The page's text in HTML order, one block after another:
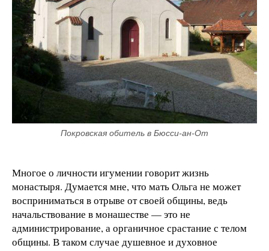
Покровская обитель в Бюсси-ан-От
Многое о личности игумении говорит жизнь
монастыря. Думается мне, что мать Ольга не может
восприниматься в отрыве от своей общины, ведь
начальствование в монашестве — это не
администрирование, а органичное срастание с телом
общины. В таком случае душевное и духовное